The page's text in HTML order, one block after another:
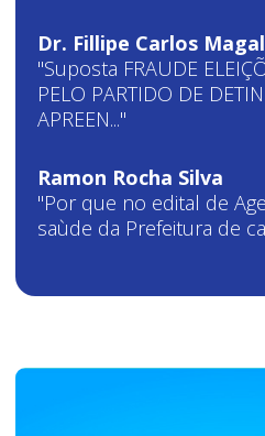
Dr. Fillipe Carlos
"Suposta FRAUDE
PELO PARTIDO DE
APREEN..."
Ramon Rocha Silva
"Por que no edital de
saùde da Prefeitura de